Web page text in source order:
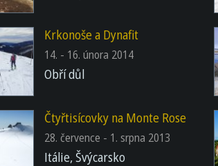
Krkonoše a Dynafit
14. - 16. února 2014
Obří důl
Čtyřtisícovky na Monte Rose
28. července - 1. srpna 2013
Itálie, Švýcarsko